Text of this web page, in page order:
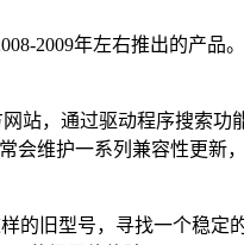
2009年左右推出的产品
，通过驱动程序搜索功
会维护一系列兼容性更新
的旧型号，寻找一个稳定